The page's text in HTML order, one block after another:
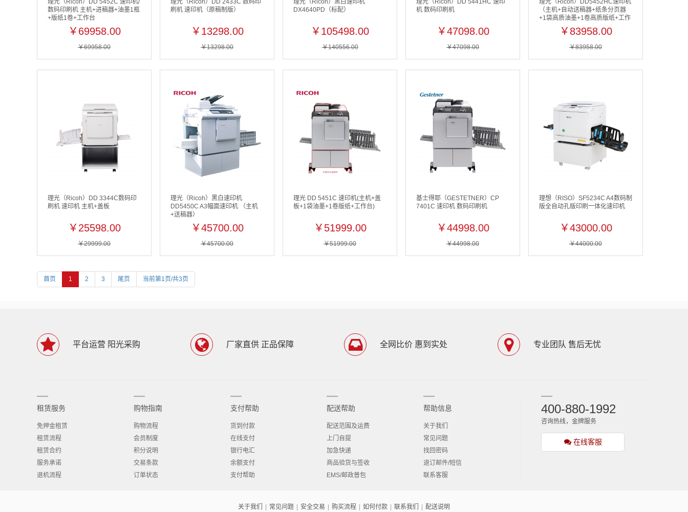
理光（Ricoh）DD 5452C 速印机/
数码印刷机 主机+进稿器+油墨1瓶
+版纸1卷+工作台
￥69958.00
￥69958.00
理光（Ricoh）DD 2433C 数码印
刷机 速印机（原稿制版）
￥13298.00
￥13298.00
理光（Ricoh）黑白速印机
DX4640PD（标配）
￥105498.00
￥140556.00
理光（Ricoh）DD 5441HC 速印
机 数码印刷机
￥47098.00
￥47098.00
理光（Ricoh）DD5452HC速印机
（主机+自动送稿器+纸条分页器
+1袋高质油墨+1卷高质版纸+工作
台+三年原厂保修）
￥83958.00
￥83958.00
理光（Ricoh）DD 3344C数码印
刷机 速印机 主机+盖板
￥25598.00
￥29999.00
理光（Ricoh）黑白速印机
DD5450C A3幅面速印机 （主机
+送稿器）
￥45700.00
￥45700.00
理光 DD 5451C 速印机(主机+盖
板+1袋油墨+1卷版纸+工作台)
￥51999.00
￥51999.00
基士得耶（GESTETNER）CP
7401C 速印机 数码印刷机
￥44998.00
￥44998.00
理想（RISO）SF5234C A4数码制
版全自动孔版印刷一体化速印机
￥43000.00
￥44000.00
首页 1 2 3 尾页 当前第1页/共3页
平台运营 阳光采购 厂家直供 正品保障 全网比价 惠到实处 专业团队 售后无忧
租赁服务
免押金租赁
租赁流程
租赁合约
服务承诺
退机流程
购物指南
购物流程
会员制度
积分说明
交易条款
订单状态
支付帮助
货到付款
在线支付
银行电汇
余额支付
支付帮助
配送帮助
配送范围及运费
上门自提
加急快递
商品验货与签收
EMS/邮政普包
帮助信息
关于我们
常见问题
找回密码
退订邮件/短信
联系客服
400-880-1992
咨询热线，金牌服务
在线客服
关于我们 常见问题 安全交易 购买流程 如何付款 联系我们 配送说明